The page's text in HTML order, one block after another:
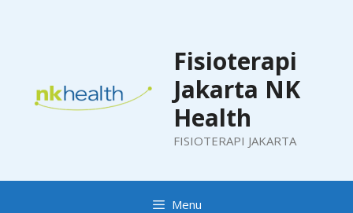
Fisioterapi
Jakarta NK
Health
FISIOTERAPI JAKARTA
Menu